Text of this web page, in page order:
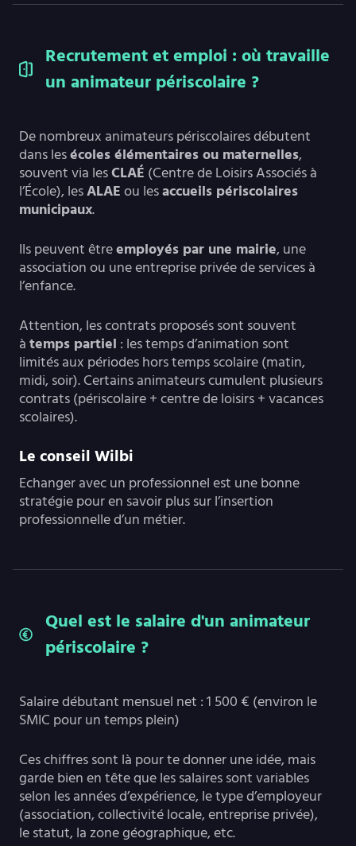
Recrutement et emploi : où travaille
un animateur périscolaire ?
De nombreux animateurs périscolaires débutent
dans lesécoles élémentaires ou maternelles,
souvent via lesCLAÉ (Centre de Loisirs Associés à
l’École), lesALAEou lesaccueils périscolaires
municipaux.
Ils peuvent êtreemployés par une mairie, une
association ou une entreprise privée de services à
l’enfance.
Attention, les contrats proposés sont souvent
àtemps partiel : les temps d’animation sont
limités aux périodes hors temps scolaire (matin,
midi, soir). Certains animateurs cumulent plusieurs
contrats (périscolaire + centre de loisirs + vacances
scolaires).
Le conseil Wilbi
Echanger avec un professionnel est une bonne
stratégie pour en savoir plus sur l’insertion
professionnelle d’un métier.
Quel est le salaire d'un animateur
périscolaire ?
Salaire débutant mensuel net : 1 500 € (environ le
SMIC pour un temps plein)
Ces chiffres sont là pour te donner une idée, mais
garde bien en tête que les salaires sont variables
selon les années d’expérience, le type d’employeur
(association, collectivité locale, entreprise privée),
le statut, la zone géographique, etc.